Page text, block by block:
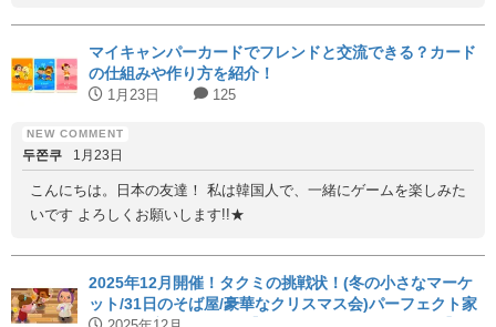
マイキャンパーカードでフレンドと交流できる？カード
の仕組みや作り方を紹介！
1月23日 125
두쫀쿠 1月23日
こんにちは。日本の友達！ 私は韓国人で、一緒にゲームを楽しみた
いです よろしくお願いします!!★
2025年12月開催！タクミの挑戦状！(冬の小さなマーケ
ット/31日のそば屋/豪華なクリスマス会)パーフェクト家